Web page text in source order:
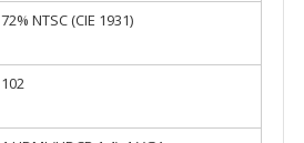
72% NTSC (CIE 1931)
102